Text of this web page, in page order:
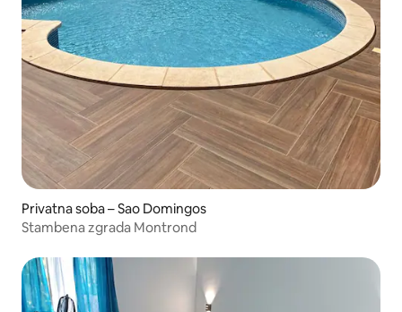
Privatna soba – Sao Domingos
Stambena zgrada Montrond